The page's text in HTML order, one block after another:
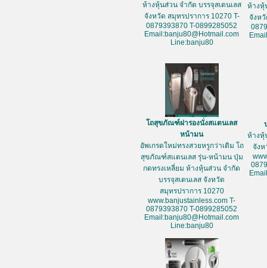
ห้างหุ้นส่วน จำกัด บรรจุสเตนเลส
จังหวัด สมุทรปราการ 10270 T-
0879393870 T-0899285052
Email:banju80@Hotmail.com
Line:banju80
ห้างหุ้
จังห
โถสุขภัณฑ์ฝารองนั่งสแตนเลส
หน้ามน
อัพเกรดใหม่ทรงสวยหรูกว่าเดิม โถ
สุขภัณฑ์สแตนเลส รุ่น-หน้ามน ปุ่ม
กดทรงเหลี่ยม ห้างหุ้นส่วน จำกัด
บรรจุสเตนเลส จังหวัด
สมุทรปราการ 10270
www.banjustainless.com T-
0879393870 T-0899285052
Email:banju80@Hotmail.com
Line:banju80
ห้างหุ้
จังห